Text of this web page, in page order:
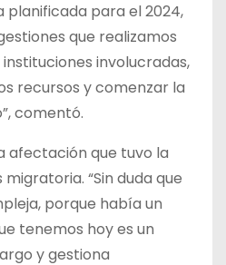
para el 2024,
que realizamos
involucradas,
recursos y comenzar la
comentó.
afectación que tuvo la
“Sin duda que
porque había un
tenemos hoy es un
y gestiona